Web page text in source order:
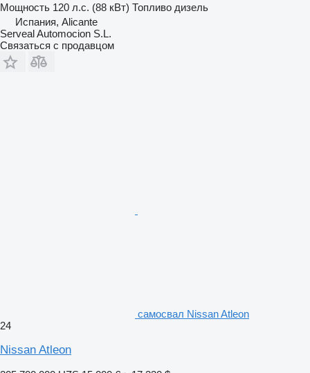
Мощность 120 л.с. (88 кВт) Топливо дизель
Испания, Alicante
Serveal Automocion S.L.
Связаться с продавцом
самосвал Nissan Atleon
24
Nissan Atleon